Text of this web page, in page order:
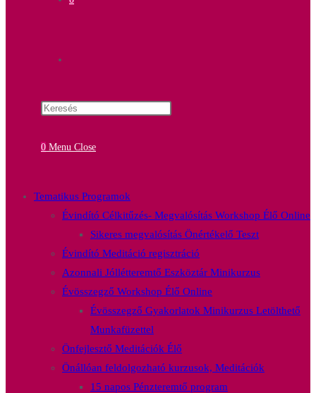
0 Menu Close
Tematikus Programok
Évindító Célkitűzés- Megvalósítás Workshop Élő Online
Sikeres megvalósítás Önértékelő Teszt
Évindító Meditáció regisztráció
Azonnali Jóllétteremtő Eszköztár Minikurzus
Évösszegző Workshop Élő Online
Évösszegző Gyakorlatok Minikurzus Letölthető
Munkafüzettel
Önfejlesztő Meditációk Élő
Önállóan feldolgozható kurzusok, Meditációk
15 napos Pénzteremtő program